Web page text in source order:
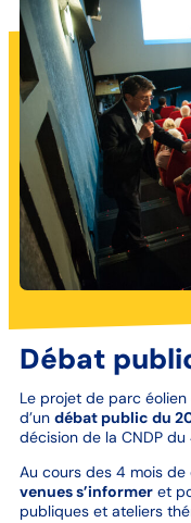
Débat
Le projet de parc
d’un débat public du
décision de la CNDP du
Au cours des 4 mois de
venues s’informer et
publiques et ateliers